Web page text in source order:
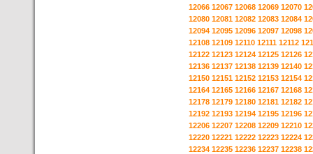
12066 12067 12068 12069 12070
12080 12081 12082 12083 12084
12094 12095 12096 12097 12098
12108 12109 12110 12111 12112
12122 12123 12124 12125 12126
12136 12137 12138 12139 12140
12150 12151 12152 12153 12154
12164 12165 12166 12167 12168
12178 12179 12180 12181 12182
12192 12193 12194 12195 12196
12206 12207 12208 12209 12210
12220 12221 12222 12223 12224
12234 12235 12236 12237 12238